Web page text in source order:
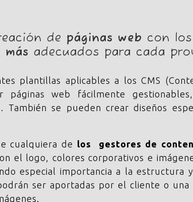
de páginas web con
más adecuados para cada
plantillas aplicables a los CMS
páginas web fácilmente
También se pueden crear diseños
cualquiera de los gestores de
el logo, colores corporativos e
especial importancia a la estructura
ser aportadas por el cliente o una